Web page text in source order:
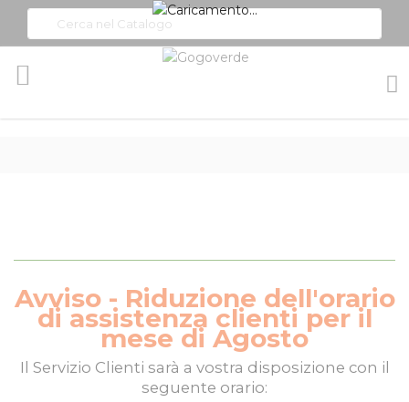
Avviso - Riduzione dell'orario
di assistenza clienti per il
mese di Agosto
Il Servizio Clienti sarà a vostra disposizione con il
seguente orario: